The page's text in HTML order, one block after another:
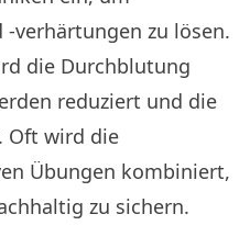
-verhärtungen zu lösen.
die Durchblutung
reduziert und die
Oft wird die
Übungen kombiniert,
zu sichern.